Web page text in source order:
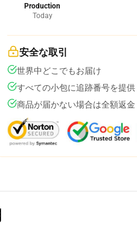
Production
Today
安全な取引
世界中どこでもお届け
すべての小包に追跡番号を提供
商品が届かない場合は全額返金